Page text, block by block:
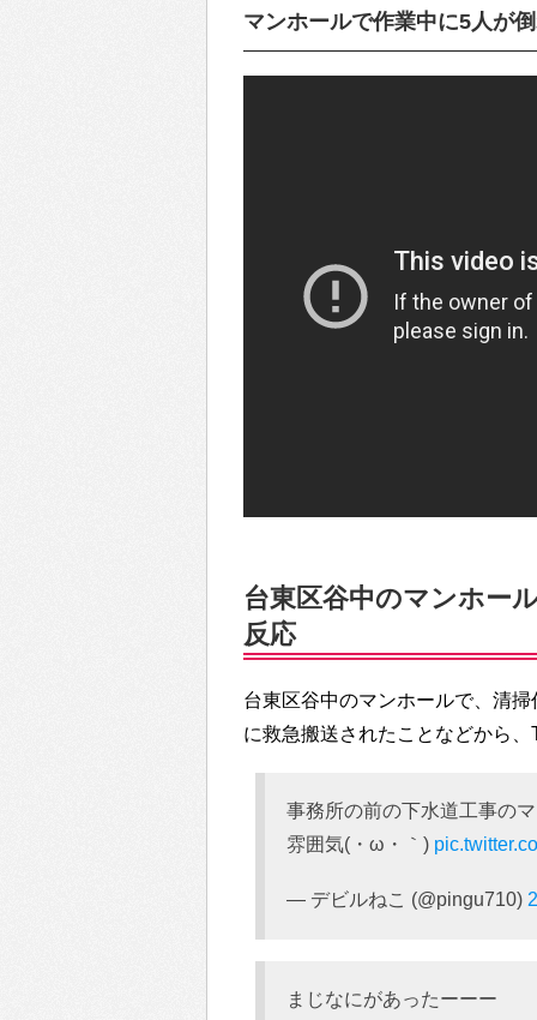
マンホールで作業中に5人が
台東区谷中のマンホー
反応
台東区谷中のマンホールで、清
に救急搬送されたことなどから
事務所の前の下水道工事の
雰囲気(・ω・｀)
— デビルねこ (@pingu710)
まじなにがあったーーー